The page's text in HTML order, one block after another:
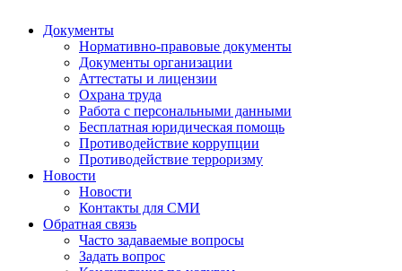
Документы
Нормативно-правовые документы
Документы организации
Аттестаты и лицензии
Охрана труда
Работа с персональными данными
Бесплатная юридическая помощь
Противодействие коррупции
Противодействие терроризму
Новости
Новости
Контакты для СМИ
Обратная связь
Часто задаваемые вопросы
Задать вопрос